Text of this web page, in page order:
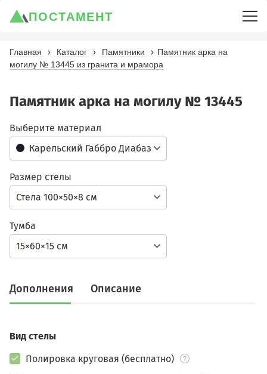
ПОСТАМЕНТ
Главная Каталог Памятники
Памятник арка на
могилу № 13445 из гранита и мрамора
Памятник арка на могилу № 13445
Карельский Габбро Диабаз
Выберите материал
Стела 100×50×8 см
Размер стелы
15×60×15 см
Тумба
Дополнения Описание
Вид стелы
Полировка круговая (бесплатно)